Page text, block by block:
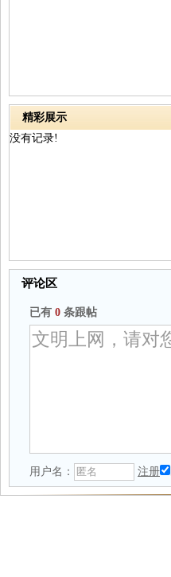
精彩展示
没有记录!
评论区
已有 0 条跟帖
用户名： 注册